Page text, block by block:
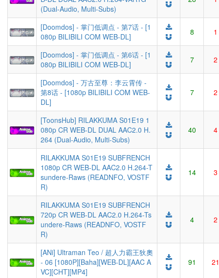
(Dual-Audio, Multi-Subs)
[Doomdos] - 掌门低调点 - 第7话 - [1
080p BILIBILI COM WEB-DL]
8 1
[Doomdos] - 掌门低调点 - 第6话 - [1
080p BILIBILI COM WEB-DL]
7 2
[Doomdos] - 万古至尊：李云霄传 -
第8话 - [1080p BILIBILI COM WEB-
DL]
7 2
[ToonsHub] RILAKKUMA S01E19 1
080p CR WEB-DL DUAL AAC2.0 H.
264 (Dual-Audio, Multi-Subs)
40 4
RILAKKUMA S01E19 SUBFRENCH
1080p CR WEB-DL AAC2.0 H.264-T
sundere-Raws (READNFO, VOSTF
R)
14 3
RILAKKUMA S01E19 SUBFRENCH
720p CR WEB-DL AAC2.0 H.264-Ts
undere-Raws (READNFO, VOSTF
R)
4 2
[ANi] Ultraman Teo / 超人力霸王狄奧
- 06 [1080P][Baha][WEB-DL][AAC A
VC][CHT][MP4]
91 21